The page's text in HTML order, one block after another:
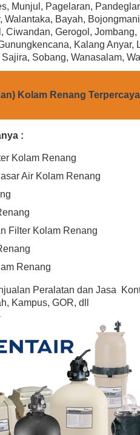
Munjul, Pagelaran,
Bayah,
Gerogol,
Kalang Anyar,
Sobang, Wanasalam,
Kolam Renang
:
Kolam Renang
Air Kolam Renang
Filter Kolam Renang
Renang
Peralatan dan Jasa
Kampus, GOR, dll
BEST SELLER
Hayward SP1593 PowerFlo Matrix